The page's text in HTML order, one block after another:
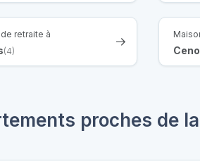
retraite à
(4)
proches de